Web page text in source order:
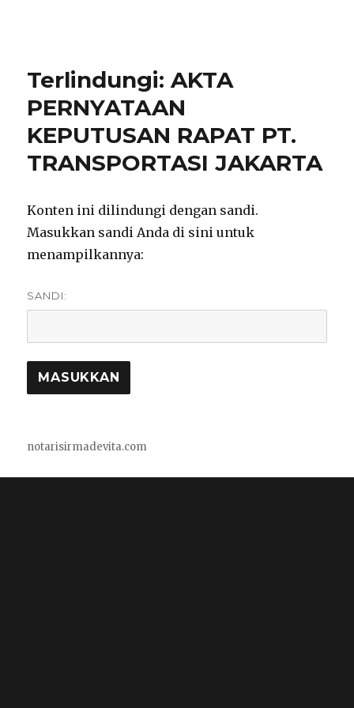
Terlindungi: AKTA
PERNYATAAN
KEPUTUSAN RAPAT PT.
TRANSPORTASI JAKARTA
Konten ini dilindungi dengan sandi.
Masukkan sandi Anda di sini untuk
menampilkannya:
SANDI:
notarisirmadevita.com